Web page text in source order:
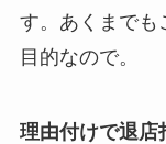
す。あくまでも
目的なので。
理由付けで退店